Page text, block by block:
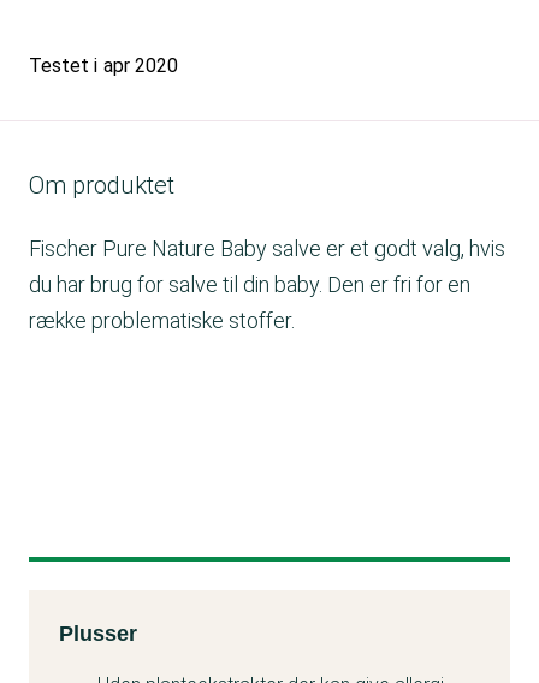
Testet i apr 2020
Om produktet
Fischer Pure Nature Baby salve er et godt valg, hvis
du har brug for salve til din baby. Den er fri for en
række problematiske stoffer.
Kemitest
Plusser